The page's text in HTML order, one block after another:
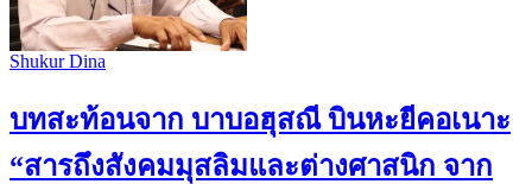
Shukur Dina
บทสะท้อนจาก บาบอฮุสณี บินหะยีคอเนาะ
“สารถึงสังคมมุสลิมและต่างศาสนิก จาก